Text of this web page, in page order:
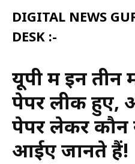
DIGITAL NEWS
DESK :-
यूपी में इन तीन
पेपर लीक हुए,
पेपर लेकर कौन
आईए जानते हैं!